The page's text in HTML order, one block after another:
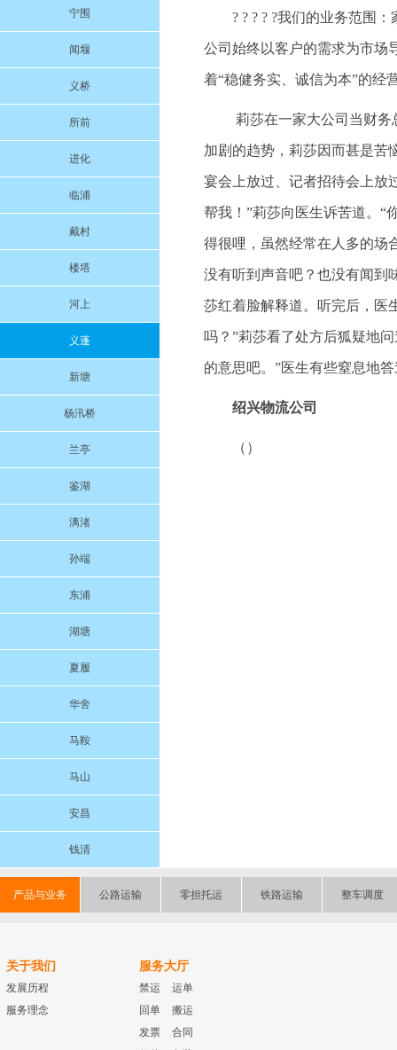
宁围
闻堰
义桥
所前
进化
临浦
戴村
楼塔
河上
义蓬
新塘
杨汛桥
兰亭
鉴湖
漓渚
孙端
东浦
湖塘
夏履
华舍
马鞍
马山
安昌
钱清
? ? ? ? ?我们的业务范围
公司始终以客户的需求为市场
着“稳健务实、诚信为本”的经
莉莎在一家大公司当财
加剧的趋势，莉莎因而甚是苦
宴会上放过、记者招待会上
帮我！”莉莎向医生诉苦道。“
得很哩，虽然经常在人多的
没有听到声音吧？也没有闻到
莎红着脸解释道。听完后，医
吗？”莉莎看了处方后狐疑地
的意思吧。”医生有些窒息地
绍兴物流公司
（）
产品与业务 公路运输 零担托运 铁路运输 整车调度
关于我们
发展历程
服务理念
服务大厅
禁运
运单
回单
搬运
发票
合同